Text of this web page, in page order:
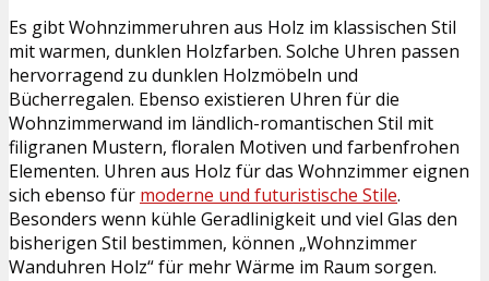
Es gibt Wohnzimmeruhren aus Holz im klassischen Stil
mit warmen, dunklen Holzfarben. Solche Uhren passen
hervorragend zu dunklen Holzmöbeln und
Bücherregalen. Ebenso existieren Uhren für die
Wohnzimmerwand im ländlich-romantischen Stil mit
filigranen Mustern, floralen Motiven und farbenfrohen
Elementen. Uhren aus Holz für das Wohnzimmer eignen
sich ebenso für moderne und futuristische Stile.
Besonders wenn kühle Geradlinigkeit und viel Glas den
bisherigen Stil bestimmen, können „Wohnzimmer
Wanduhren Holz“ für mehr Wärme im Raum sorgen.